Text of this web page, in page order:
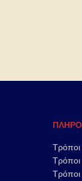
Τρόποι